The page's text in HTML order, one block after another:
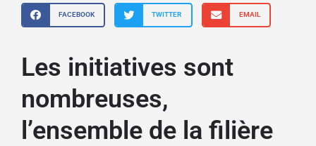
FACEBOOK TWITTER EMAIL
Les initiatives sont
nombreuses,
l’ensemble de la filière